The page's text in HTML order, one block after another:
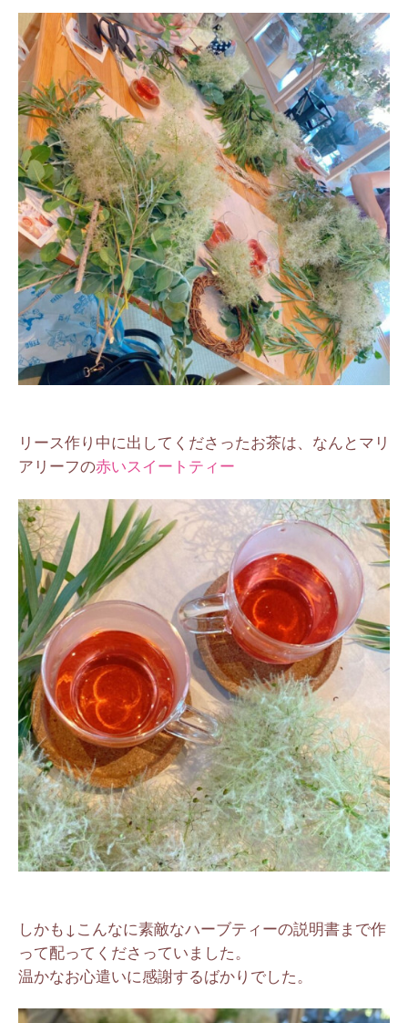
リース作り中に出してくださったお茶は、なんとマリ
アリーフの赤いスイートティー
しかも↓こんなに素敵なハーブティーの説明書まで作
って配ってくださっていました。
温かなお心遣いに感謝するばかりでした。